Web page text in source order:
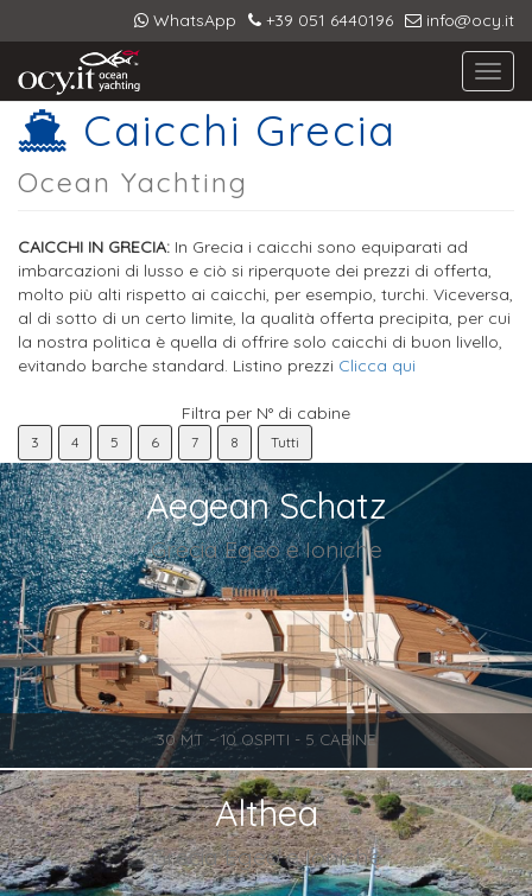
WhatsApp +39 051 6440196 info@ocy.it
Caicchi Grecia
Ocean Yachting
CAICCHI IN GRECIA: In Grecia i caicchi sono equiparati ad
imbarcazioni di lusso e ciò si riperquote dei prezzi di offerta,
molto più alti rispetto ai caicchi, per esempio, turchi. Viceversa,
al di sotto di un certo limite, la qualità offerta precipita, per cui
la nostra politica è quella di offrire solo caicchi di buon livello,
evitando barche standard. Listino prezzi Clicca qui
Filtra per N° di cabine
3 4 5 6 7 8 Tutti
Aegean Schatz
Grecia Egeo e Ioniche
30 MT - 10 OSPITI - 5 CABINE
Althea
Grecia Egeo e Ioniche